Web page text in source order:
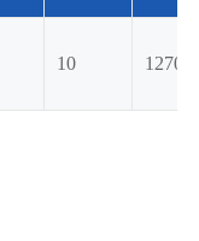
10 1270/